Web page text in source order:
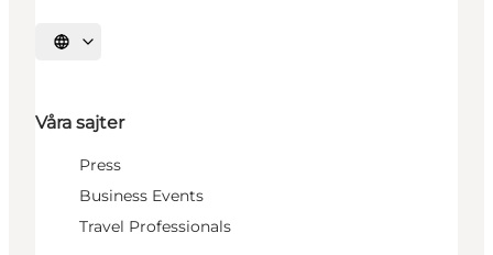
Välj språk
Våra sajter
Press
Business Events
Travel Professionals